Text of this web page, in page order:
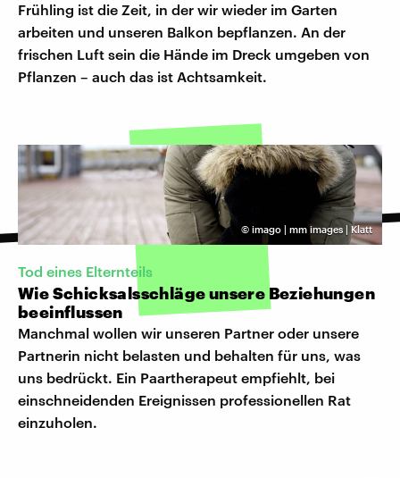
Frühling ist die Zeit, in der wir wieder im Garten
arbeiten und unseren Balkon bepflanzen. An der
frischen Luft sein die Hände im Dreck umgeben von
Pflanzen – auch das ist Achtsamkeit.
© imago | mm images | Klatt
Tod eines Elternteils
Wie Schicksalsschläge unsere Beziehungen
beeinflussen
Manchmal wollen wir unseren Partner oder unsere
Partnerin nicht belasten und behalten für uns, was
uns bedrückt. Ein Paartherapeut empfiehlt, bei
einschneidenden Ereignissen professionellen Rat
einzuholen.